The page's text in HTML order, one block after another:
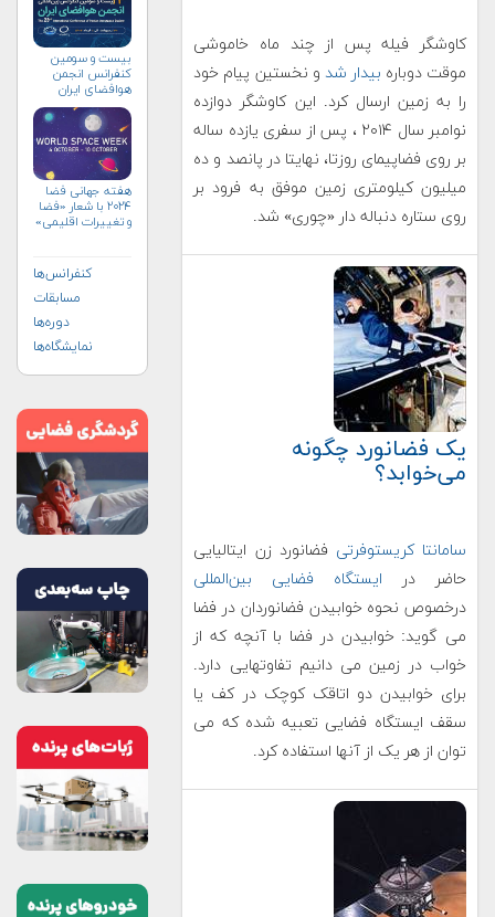
کاوشگر فیله پس از چند ماه خاموشی
موقت دوباره بیدار شد و نخستین پیام خود
را به زمین ارسال کرد. این کاوشگر دوازده
نوامبر سال ۲۰۱۴ ، پس از سفری یازده ساله
بر روی فضاپیمای روزتا، نهایتا در پانصد و ده
میلیون کیلومتری زمین موفق به فرود بر
روی ستاره دنباله دار «چوری» شد.
یک فضانورد چگونه
می‌خوابد؟
سامانتا کریستوفرتی فضانورد زن ایتالیایی
حاضر در ایستگاه فضایی بین‌المللی
درخصوص نحوه خوابیدن فضانوردان در فضا
می گوید: خوابیدن در فضا با آنچه که از
خواب در زمین می دانیم تفاوتهایی دارد.
برای خوابیدن دو اتاقک کوچک در کف یا
سقف ایستگاه فضایی تعبیه شده که می
توان از هر یک از آنها استفاده کرد.
بیست و سومین
کنفرانس انجمن
هوافضای ايران
هفته جهانی فضا
۲۰۲۴ با شعار «فضا
و تغییرات اقلیمی»
کنفرانس‌ها
مسابقات
دوره‌ها
نمایشگاه‌ها